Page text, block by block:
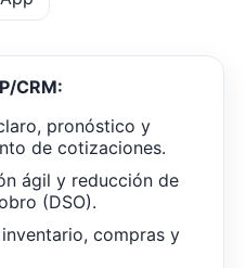
CRM:
pronóstico y
de cotizaciones.
ágil y reducción de
(DSO).
compras y